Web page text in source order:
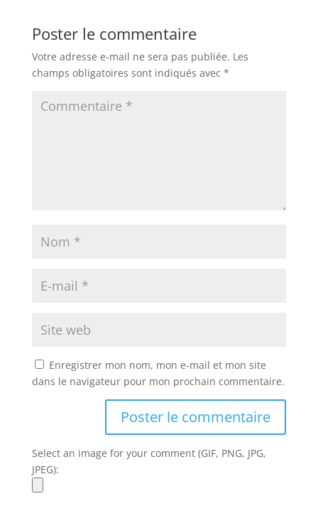
Poster le commentaire
Votre adresse e-mail ne sera pas publiée. Les
champs obligatoires sont indiqués avec *
Enregistrer mon nom, mon e-mail et mon site
dans le navigateur pour mon prochain commentaire.
Select an image for your comment (GIF, PNG, JPG,
JPEG):